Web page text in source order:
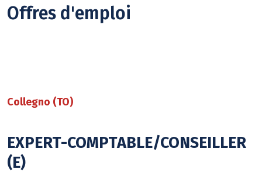
Offres d'emploi
Collegno (TO)
EXPERT-COMPTABLE/CONSEILLER
(E)